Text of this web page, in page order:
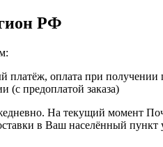
РФ
платёж, оплата при получении
предоплатой заказа)
На текущий момент
в Ваш населённый